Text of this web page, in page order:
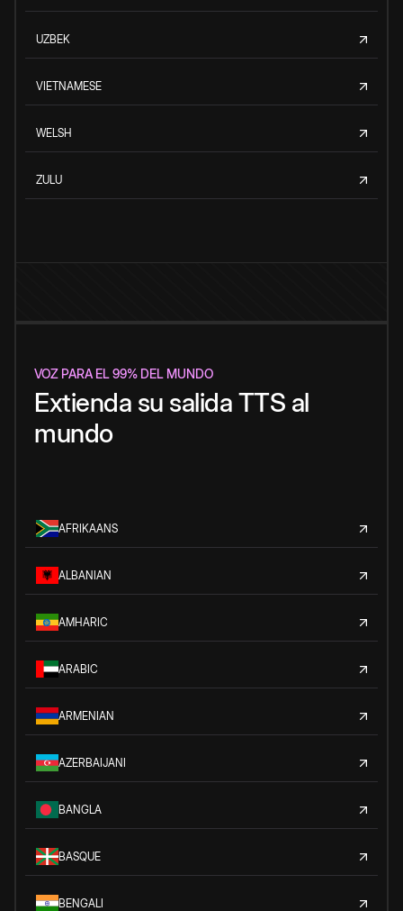
UZBEK
VIETNAMESE
WELSH
ZULU
VOZ PARA EL 99% DEL MUNDO
Extienda su salida TTS al
mundo
AFRIKAANS
ALBANIAN
AMHARIC
ARABIC
ARMENIAN
AZERBAIJANI
BANGLA
BASQUE
BENGALI